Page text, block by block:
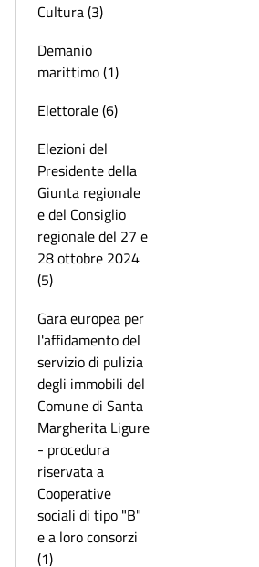
Cultura (3)
Demanio
marittimo (1)
Elettorale (6)
Elezioni del
Presidente della
Giunta regionale
e del Consiglio
regionale del 27 e
28 ottobre 2024
(5)
Gara europea per
l'affidamento del
servizio di pulizia
degli immobili del
Comune di Santa
Margherita Ligure
- procedura
riservata a
Cooperative
sociali di tipo "B"
e a loro consorzi
(1)